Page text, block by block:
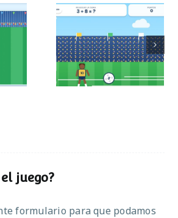
Partido de sumas
juego?
formulario para que podamos